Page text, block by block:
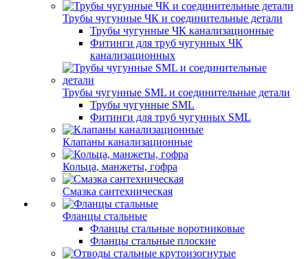
Трубы чугунные ЧК и соединительные детали
Трубы чугунные ЧК канализационные
Фитинги для труб чугунных ЧК
канализационных
Трубы чугунные SML и соединительные детали
Трубы чугунные SML
Фитинги для труб чугунных SML
Клапаны канализационные
Кольца, манжеты, гофра
Смазка сантехническая
Фланцы стальные
Фланцы стальные воротниковые
Фланцы стальные плоские